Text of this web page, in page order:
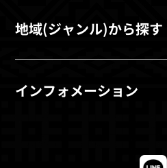
地域(ジャンル)から探す
インフォメーション